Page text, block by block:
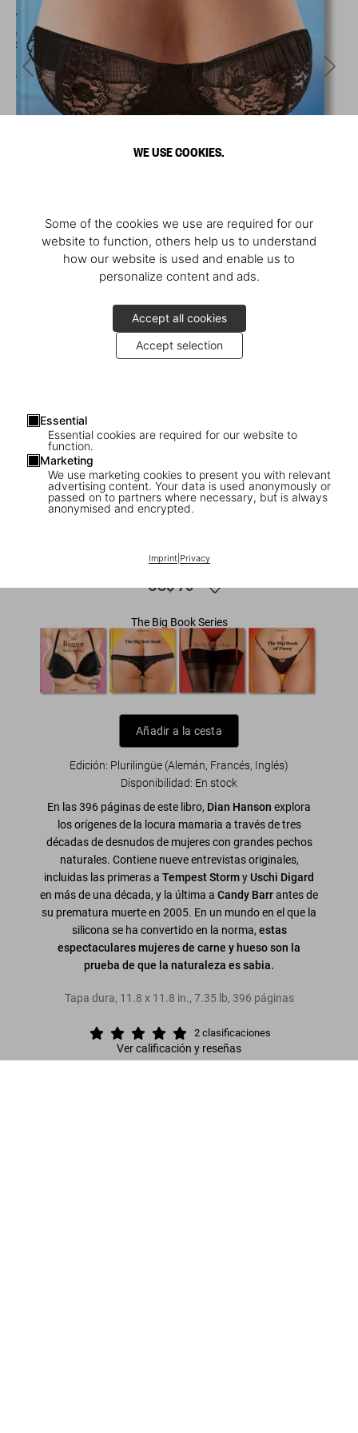
WE USE COOKIES.
Some of the cookies we use are required for our
website to function, others help us to understand
how our website is used and enable us to
personalize content and ads.
Accept all cookies
Accept selection
Essential
Essential cookies are required for our website to
function.
Marketing
We use marketing cookies to present you with relevant
advertising content. Your data is used anonymously or
passed on to partners where necessary, but is always
anonymised and encrypted.
Imprint| Privacy
1/5
The Big Book of Breasts
US$ 70
The Big Book Series
Añadir a la cesta
Edición: Plurilingüe (Alemán, Francés, Inglés)
Disponibilidad: En stock
En las 396 páginas de este libro, Dian Hanson explora
los orígenes de la locura mamaria a través de tres
décadas de desnudos de mujeres con grandes pechos
naturales. Contiene nueve entrevistas originales,
incluidas las primeras a Tempest StormyUschi Digard
en más de una década, y la última a Candy Barrantes de
su prematura muerte en 2005. En un mundo en el que la
silicona se ha convertido en la norma, estas
espectaculares mujeres de carne y hueso son la
prueba de que la naturaleza es sabia.
Tapa dura, 11.8 x 11.8 in., 7.35 lb, 396 páginas
2 clasificaciones
Ver calificación y reseñas